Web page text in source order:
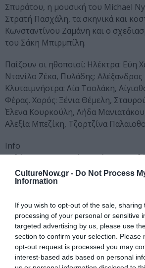
CultureNow.gr - Do Not Process
Information
If you wish to opt-out of the sale, sharing
processing of your personal or sensitive
targeted advertising by us, please use
section to confirm your selection. Please
opt-out request is processed you may
interest-based ads based on personal
Σπυράτου, η μουσική του Michael
Στρατή Πασχάλη, τα σκηνικά και
Κωνσταντίνου Ζαμάνη και ο
του Σάκη Μπιρμπίλη.
Παίζουν οι ηθοποιοί: Ηλέκτρα: Εύη
Ντανίλο Ζέκα, Πυλάδης: Αλέξανδρος
Κλυταιμνήστρα: Λία Τσολάκη,
Φέρας. Χορός: Ξένια Θέμελη,
Έλενα Κουρκούλη, Λήδα
Αλεξία Μπεζίκη, Τζορτζίνα
Info
«Ηλέκτρα Αυτουργός» από το
Έως τις 19 Απριλίου
Μουσείο Μπενάκη, Πειραιώς 138 και
Εισιτήρια: 25 ευρώ, 15 ευρώ
Τηλέφωνο για πληροφορίες-
(Χοροθέατρο «Ροές»), 2103453111
Ακολουθήστε το Culturenow.gr
μάθετε πρώτοι όλες τις ειδήσεις